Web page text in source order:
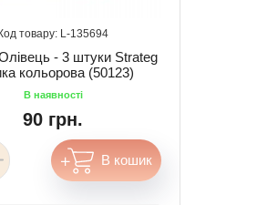
135694
- 3 штуки Strateg
кольорова (50123)
90 грн.